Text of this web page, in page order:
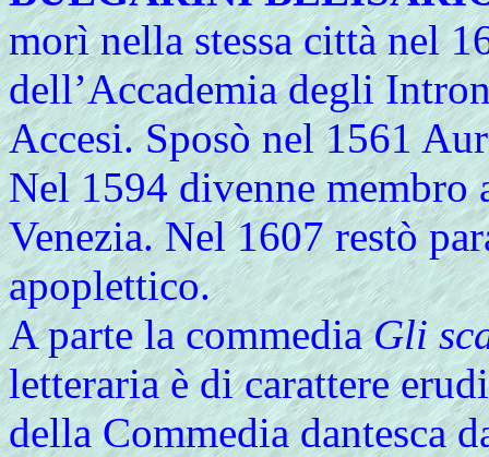
morì nella stessa città nel
dell’Accademia degli
Accesi. Sposò nel 1561
Nel 1594 divenne membro
Venezia. Nel 1607 restò
apoplettico.
A parte la commediaGli
letteraria è di carattere
della Commedia dantesca